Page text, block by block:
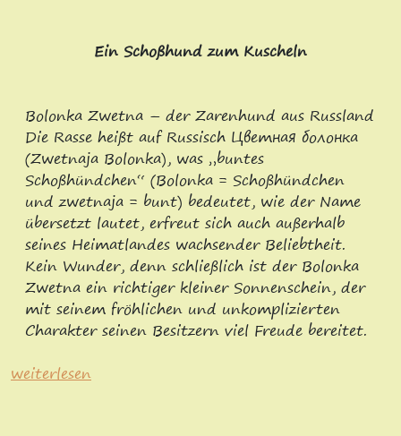
Ein Schoßhund zum Kuscheln
Bolonka Zwetna – der Zarenhund aus Russland
Die Rasse heißt auf Russisch Цветная болонка
(Zwetnaja Bolonka), was „buntes
Schoßhündchen“ (Bolonka = Schoßhündchen
und zwetnaja = bunt) bedeutet, wie der Name
übersetzt lautet, erfreut sich auch außerhalb
seines Heimatlandes wachsender Beliebtheit.
Kein Wunder, denn schließlich ist der Bolonka
Zwetna ein richtiger kleiner Sonnenschein, der
mit seinem fröhlichen und unkomplizierten
Charakter seinen Besitzern viel Freude bereitet.
weiterlesen